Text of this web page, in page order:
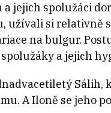
a jejich spolužáci
užívali si relativně
na bulgur.
spolužáky a jejich
A Iloně se jeho